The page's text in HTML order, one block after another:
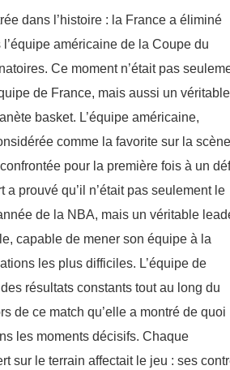
dans l’histoire : la France a éliminé
américaine de la Coupe du
Ce moment n’était pas
de France, mais aussi un véritable
basket. L’équipe américaine,
comme la favorite sur la scène
pour la première fois à un
a prouvé qu’il n’était pas seulement le
de la NBA, mais un véritable
capable de mener son équipe à la
les plus difficiles. L’équipe de
résultats constants tout au long du
de ce match qu’elle a montré de quoi
les moments décisifs. Chaque
sur le terrain affectait le jeu : ses